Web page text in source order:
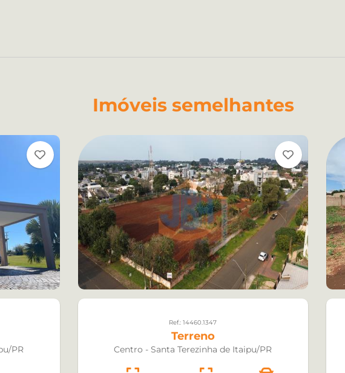
Imóveis semelhantes
PR
Ref.: 14460.1347
Terreno
Centro - Santa Terezinha de Itaipu/PR